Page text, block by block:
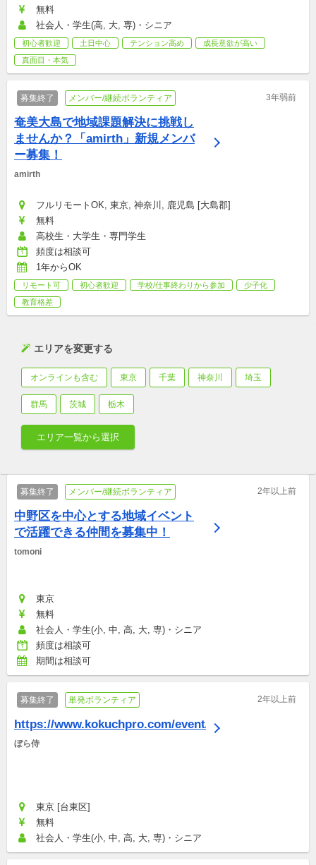
無料
社会人・学生(高, 大, 専)・シニア
初心者歓迎 土日中心 テンション高め
成長意欲が高い
真面目・本気
募集終了 メンバー/継続ボランティア 3年弱前
奄美大島で地域課題解決に挑戦し
ませんか？「amirth」新規メンバ
ー募集！
amirth
フルリモートOK, 東京, 神奈川, 鹿児島 [大島郡]
無料
高校生・大学生・専門学生
頻度は相談可
1年からOK
リモート可 初心者歓迎 学校/仕事終わりから参加
少子化
教育格差
エリアを変更する
オンラインも含む 東京 千葉 神奈川 埼玉
群馬 茨城 栃木
エリア一覧から選択
募集終了 メンバー/継続ボランティア 2年以上前
中野区を中心とする地域イベント
で活躍できる仲間を募集中！
tomoni
東京
無料
社会人・学生(小, 中, 高, 大, 専)・シニア
頻度は相談可
期間は相談可
募集終了 単発ボランティア 2年以上前
https://www.kokuchpro.com/event/dfbaaae2
ぼら侍
東京 [台東区]
無料
社会人・学生(小, 中, 高, 大, 専)・シニア